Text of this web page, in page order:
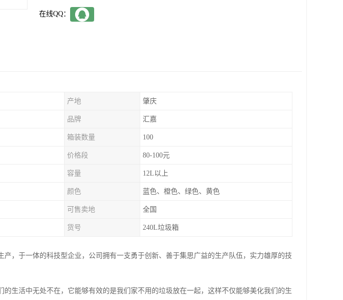
在线QQ：
产地 肇庆
品牌 汇嘉
箱装数量 100
价格段 80-100元
容量 12L以上
颜色 蓝色、橙色、绿色、黄色
可售卖地 全国
货号 240L垃圾箱
，于一体的科技型企业，公司拥有一支勇于创新、善于集思广益的生产队伍，实力雄厚的技
生活中无处不在，它能够有效的是我们家不用的垃圾放在一起，这样不仅能够美化我们的生